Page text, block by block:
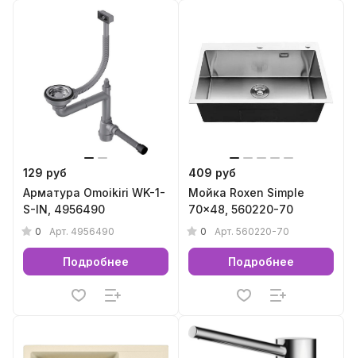
129 руб
Арматура Omoikiri WK-1-
S-IN, 4956490
0 Арт. 4956490
Подробнее
409 руб
Мойка Roxen Simple
70x48, 560220-70
0 Арт. 560220-70
Подробнее